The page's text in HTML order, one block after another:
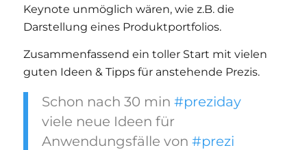
Keynote unmöglich wären, wie z.B. die
Darstellung eines Produktportfolios.
Zusammenfassend ein toller Start mit vielen
guten Ideen & Tipps für anstehende Prezis.
Schon nach 30 min #preziday
viele neue Ideen für
Anwendungsfälle von #prezi